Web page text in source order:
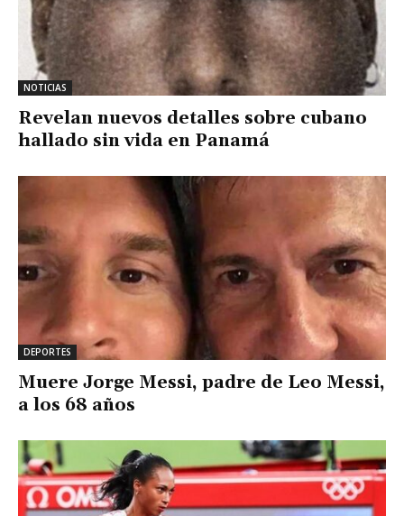
NOTICIAS
Revelan nuevos detalles sobre cubano
hallado sin vida en Panamá
DEPORTES
Muere Jorge Messi, padre de Leo Messi,
a los 68 años